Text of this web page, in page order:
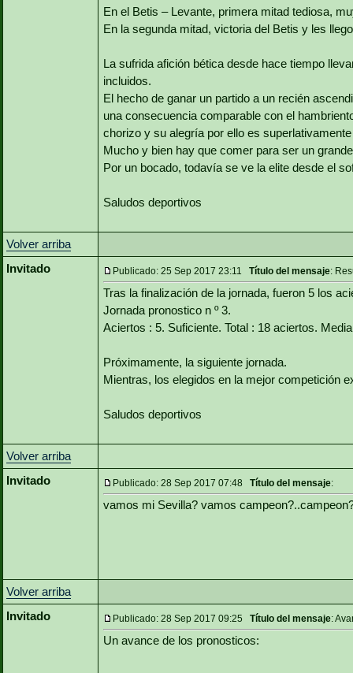
En el Betis – Levante, primera mitad tediosa,
En la segunda mitad, victoria del Betis y les
La sufrida afición bética desde hace tiempo
incluidos.
El hecho de ganar un partido a un recién
una consecuencia comparable con el
chorizo y su alegría por ello es
Mucho y bien hay que comer para ser un
Por un bocado, todavía se ve la elite desde el
Saludos deportivos
Volver arriba
Invitado
Publicado: 25 Sep 2017 23:11 Título del mensaje:
Tras la finalización de la jornada, fueron 5 los
Jornada pronostico n º 3.
Aciertos : 5. Suficiente. Total : 18 aciertos.
Próximamente, la siguiente jornada.
Mientras, los elegidos en la mejor competición
Saludos deportivos
Volver arriba
Invitado
Publicado: 28 Sep 2017 07:48 Título del mensaje:
vamos mi Sevilla? vamos
Volver arriba
Invitado
Publicado: 28 Sep 2017 09:25 Título del mensaje:
Un avance de los pronosticos: